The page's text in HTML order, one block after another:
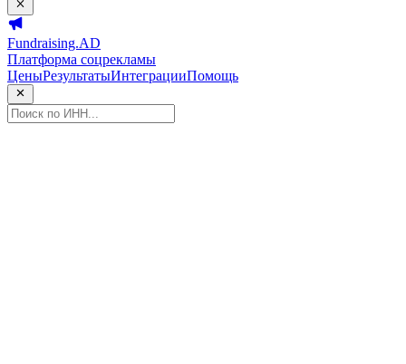
Fundraising.AD
Платформа соцрекламы
ЦеныРезультатыИнтеграцииПомощь